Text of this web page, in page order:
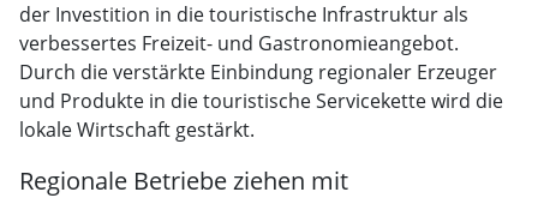
der Investition in die touristische Infrastruktur als
verbessertes Freizeit- und Gastronomieangebot.
Durch die verstärkte Einbindung regionaler Erzeuger
und Produkte in die touristische Servicekette wird die
lokale Wirtschaft gestärkt.
Regionale Betriebe ziehen mit